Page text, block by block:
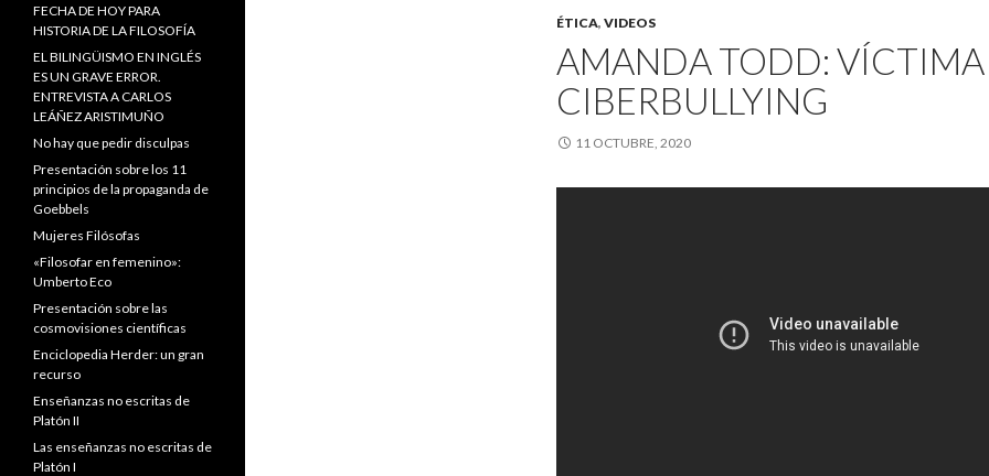
ÉTICA, VIDEOS
AMANDA TODD:
CIBERBULLYING
11 OCTUBRE, 2020
FECHA DE HOY PARA
HISTORIA DE LA FILOSOFÍA
EL BILINGÜISMO EN INGLÉS
ES UN GRAVE ERROR.
ENTREVISTA A CARLOS
LEÁÑEZ ARISTIMUÑO
No hay que pedir disculpas
Presentación sobre los 11
principios de la propaganda de
Goebbels
Mujeres Filósofas
«Filosofar en femenino»:
Umberto Eco
Presentación sobre las
cosmovisiones científicas
Enciclopedia Herder: un gran
recurso
Enseñanzas no escritas de
Platón II
Las enseñanzas no escritas de
Platón I